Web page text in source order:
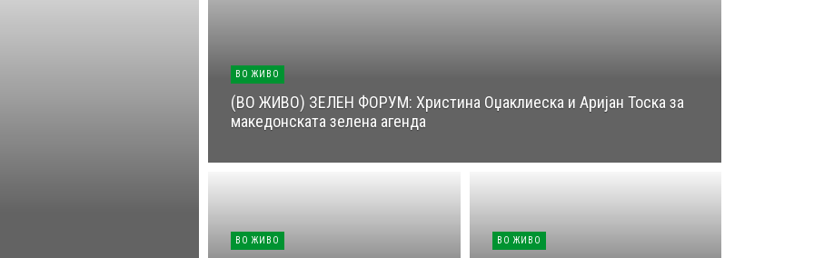
ВО ЖИВО
(ВО ЖИВО) ЗЕЛЕН ФОРУМ: Христина Оџаклиеска и Аријан Тоска за
македонската зелена агенда
ВО ЖИВО ВО ЖИВО